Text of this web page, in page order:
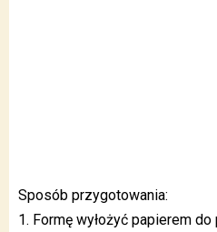
Sposób przygotowania:
1. Formę wyłożyć papierem